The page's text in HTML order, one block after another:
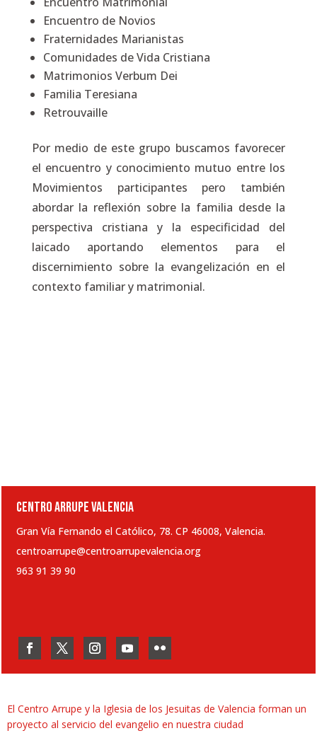
Encuentro de Novios
Fraternidades Marianistas
Comunidades de Vida Cristiana
Matrimonios Verbum Dei
Familia Teresiana
Retrouvaille
Por medio de este grupo buscamos favorecer
el encuentro y conocimiento mutuo entre los
Movimientos participantes pero también
abordar la reflexión sobre la familia desde la
perspectiva cristiana y la especificidad del
laicado aportando elementos para el
discernimiento sobre la evangelización en el
contexto familiar y matrimonial.
CENTRO ARRUPE VALENCIA
Gran Vía Fernando el Católico, 78. CP 46008, Valencia.
centroarrupe@centroarrupevalencia.org
963 91 39 90
El Centro Arrupe y la Iglesia de los Jesuitas de Valencia forman un
proyecto al servicio del evangelio en nuestra ciudad